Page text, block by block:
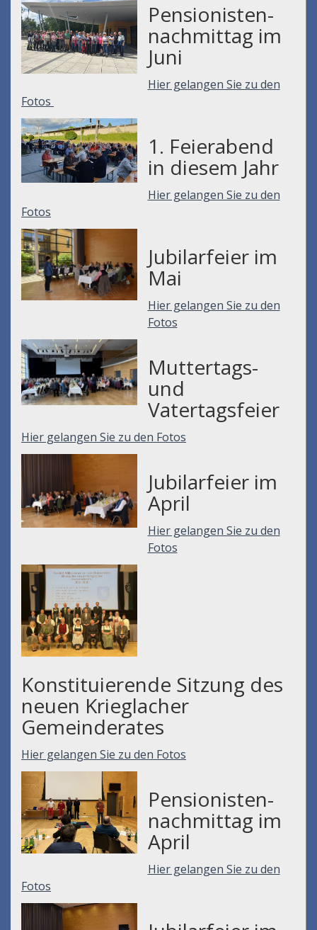
Pensionisten-
nachmittag im
Juni
Hier gelangen Sie zu den
Fotos
1. Feierabend
in diesem Jahr
Hier gelangen Sie zu den
Fotos
Jubilarfeier im
Mai
Hier gelangen Sie zu den
Fotos
Muttertags-
und
Vatertagsfeier
Hier gelangen Sie zu den Fotos
Jubilarfeier im
April
Hier gelangen Sie zu den
Fotos
Konstituierende Sitzung des
neuen Krieglacher
Gemeinderates
Hier gelangen Sie zu den Fotos
Pensionisten-
nachmittag im
April
Hier gelangen Sie zu den
Fotos